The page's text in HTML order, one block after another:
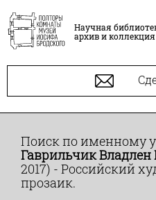
Научная
архив и коллекция
Поиск по именному
Гаврильчик Владлен
2017) - Российский
прозаик.